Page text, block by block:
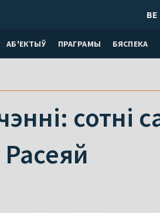
АБ'ЕКТЫЎ ПРАГРАМЫ БЯСПЕКА
BE
сотні